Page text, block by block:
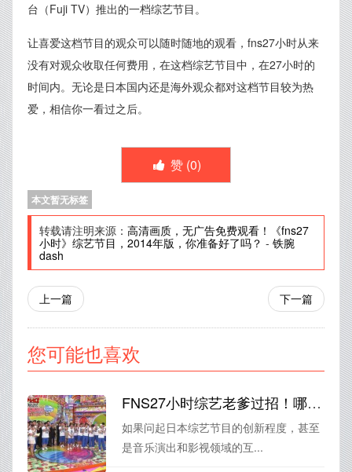
台（Fuji TV）推出的一档综艺节目。
让喜爱这档节目的观众可以随时随地的观看，fns27小时从来
没有对观众收取任何费用，在这档综艺节目中，在27小时的
时间内。无论是日本国内还是海外观众都对这档节目较为热
爱，相信你一看过之后。
赞 (0)
本文暂无标签
转载请注明来源： 高清画质，无广告免费观看！《fns27
小时》综艺节目，2014年版，你准备好了吗？ - 铁腕
dash
上一篇 下一篇
您可能也喜欢
FNS27小时综艺老爹过招！哪个日本综艺节目才是真正的创新者？
如果问起日本综艺节目的创新程度，甚至
是音乐演出和影视领域的互...